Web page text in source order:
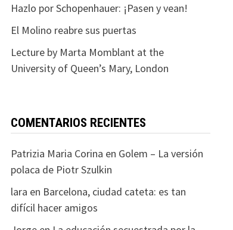
Hazlo por Schopenhauer: ¡Pasen y vean!
El Molino reabre sus puertas
Lecture by Marta Momblant at the
University of Queen’s Mary, London
COMENTARIOS RECIENTES
Patrizia Maria Corina en Golem – La versión
polaca de Piotr Szulkin
lara en Barcelona, ciudad cateta: es tan
difícil hacer amigos